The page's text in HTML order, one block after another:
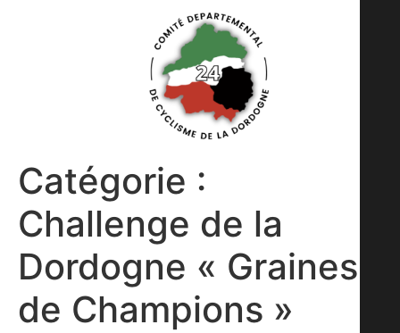
Catégorie :
Challenge de la
Dordogne « Graines
de Champions »